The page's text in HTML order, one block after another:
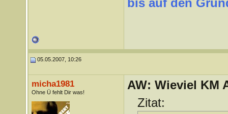
bis auf den
05.05.2007, 10:26
micha1981
Ohne Ü fehlt Dir was!
AW: Wieviel KM
Zitat: